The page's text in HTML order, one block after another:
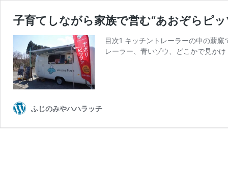
子育てしながら家族で営む“あおぞらピ
目次1 キッチントレーラーの中の薪
レーラー、青いゾウ、どこかで見か
ふじのみやハハラッチ